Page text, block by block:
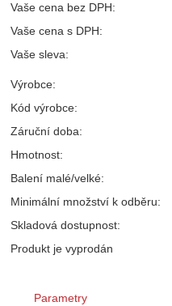
Vaše cena bez DPH:
Vaše cena s DPH:
Vaše sleva:
Výrobce:
Kód výrobce:
Záruční doba:
Hmotnost:
Balení malé/velké:
Minimální množství k odběru:
Skladová dostupnost:
Produkt je vyprodán
Parametry